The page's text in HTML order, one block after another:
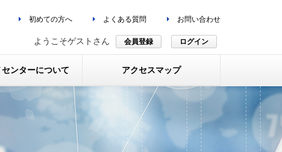
初めての方へ よくある質問 お問い合わせ
ようこそゲストさん 会員登録 ログイン
センターについて アクセスマップ